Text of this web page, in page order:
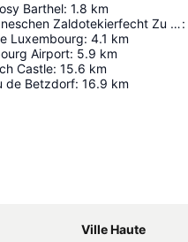
Barthel: 1.8 km
Amerikaneschen Zaldotekierfecht Zu Hamm:
Luxembourg: 4.1 km
Airport: 5.9 km
Castle: 15.6 km
de Betzdorf: 16.9 km
Ville Haute